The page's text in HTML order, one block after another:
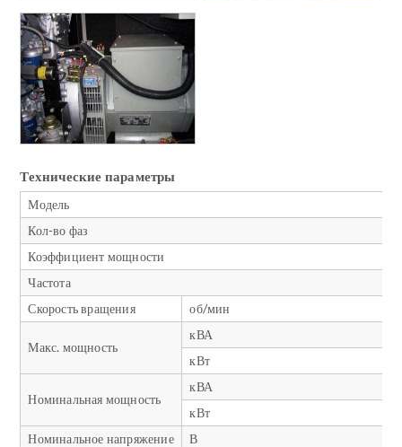
Технические параметры
Модель
Кол-во фаз
Коэффициент мощности
Частота
Скорость вращения
об/мин
Макс. мощность
кВА
кВт
Номинальная мощность
кВА
кВт
Номинальное напряжение
В